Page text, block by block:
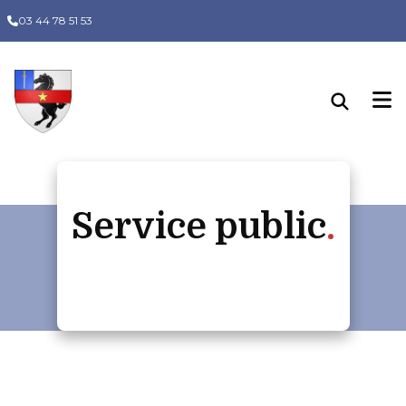
03 44 78 51 53
Service public
Panneau de gestion des cookies